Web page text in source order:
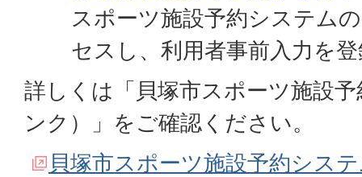
スポーツ施設予約システム
セスし、利用者事前入力を
詳しくは「貝塚市スポーツ施設
ンク）」をご確認ください。
貝塚市スポーツ施設予約シス